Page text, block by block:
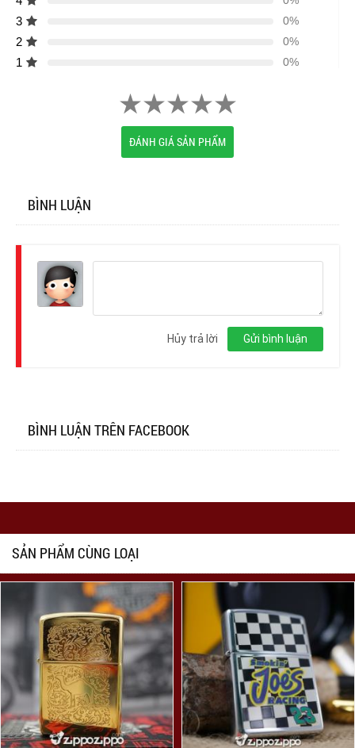
3 0%
2 0%
1 0%
ĐÁNH GIÁ SẢN PHẨM
BÌNH LUẬN
Gửi bình luận
Hủy trả lời
BÌNH LUẬN TRÊN FACEBOOK
SẢN PHẨM CÙNG LOẠI